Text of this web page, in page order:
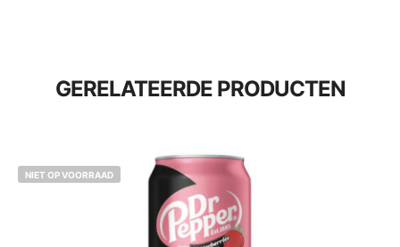
GERELATEERDE PRODUCTEN
NIET OP VOORRAAD